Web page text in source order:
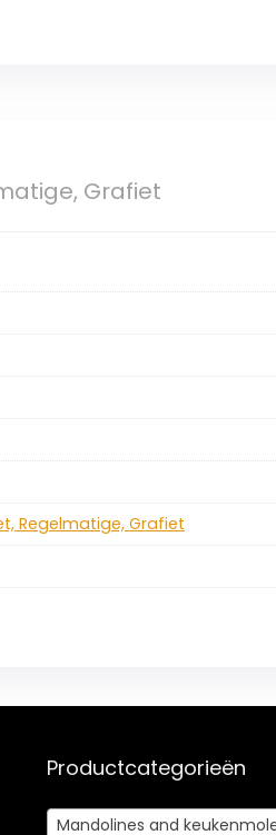
Grafiet
Regelmatige, Grafiet
Productcategorieën
Mandolines and